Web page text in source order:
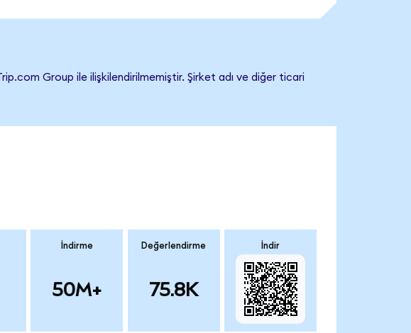
Group ile ilişkilendirilmemiştir. Şirket adı ve diğer ticari
İndirme
50M+
Değerlendirme
75.8K
İndir